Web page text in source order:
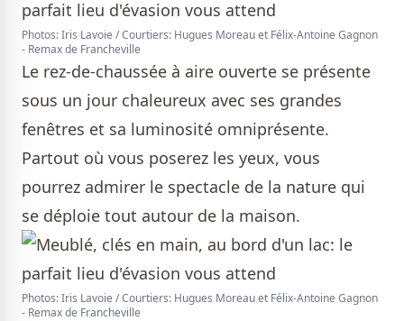
Photos: Iris Lavoie / Courtiers: Hugues Moreau et Félix-Antoine Gagnon
- Remax de Francheville
Le rez-de-chaussée à aire ouverte se présente
sous un jour chaleureux avec ses grandes
fenêtres et sa luminosité omniprésente.
Partout où vous poserez les yeux, vous
pourrez admirer le spectacle de la nature qui
se déploie tout autour de la maison.
Photos: Iris Lavoie / Courtiers: Hugues Moreau et Félix-Antoine Gagnon
- Remax de Francheville